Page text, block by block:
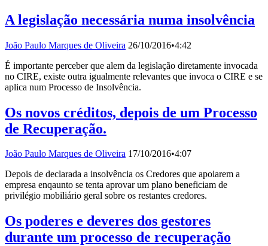
A legislação necessária numa insolvência
João Paulo Marques de Oliveira 26/10/2016•4:42
É importante perceber que alem da legislação diretamente invocada
no CIRE, existe outra igualmente relevantes que invoca o CIRE e se
aplica num Processo de Insolvência.
Os novos créditos, depois de um Processo
de Recuperação.
João Paulo Marques de Oliveira 17/10/2016•4:07
Depois de declarada a insolvência os Credores que apoiarem a
empresa enqaunto se tenta aprovar um plano beneficiam de
privilégio mobiliário geral sobre os restantes credores.
Os poderes e deveres dos gestores
durante um processo de recuperação